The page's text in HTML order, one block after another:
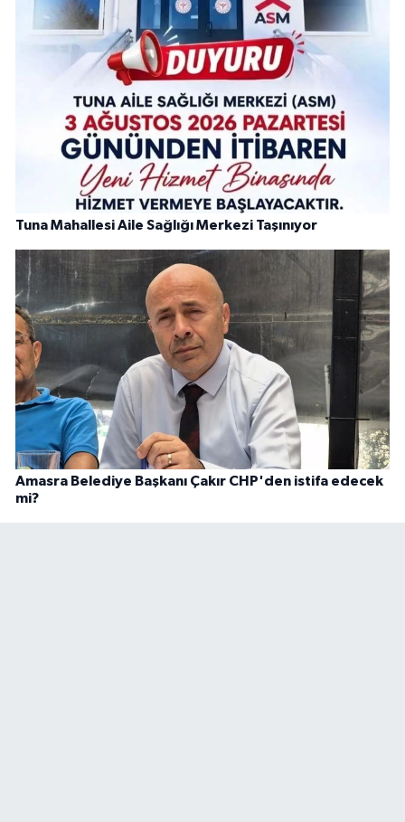
Tuna Mahallesi Aile Sağlığı Merkezi Taşınıyor
Amasra Belediye Başkanı Çakır CHP'den istifa edecek
mi?